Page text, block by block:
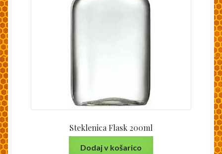
Steklenica Flask 200ml
Dodaj v košarico